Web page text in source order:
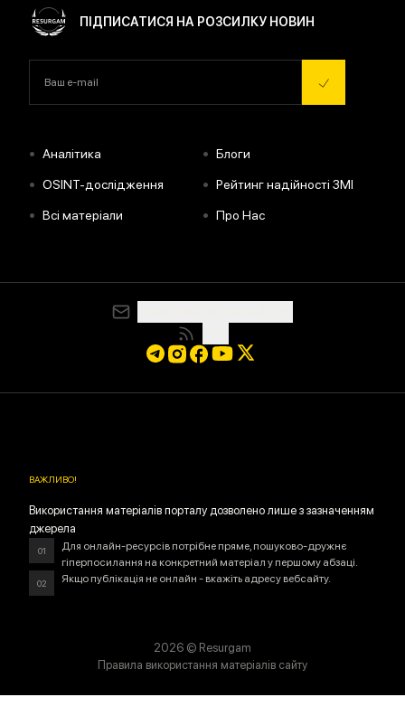
ПІДПИСАТИСЯ НА РОЗСИЛКУ НОВИН
• Аналітика • Блоги
• OSINT-дослідження • Рейтинг надійності ЗМІ
• Всі матеріали • Про Нас
ВАЖЛИВО!
Використання матеріалів порталу дозволено лише з зазначенням
джерела
01
Для онлайн-ресурсів потрібне пряме, пошуково-дружнє
гіперпосилання на конкретний матеріал у першому абзаці.
02 Якщо публікація не онлайн - вкажіть адресу вебсайту.
2026 © Resurgam
Правила використання матеріалів сайту